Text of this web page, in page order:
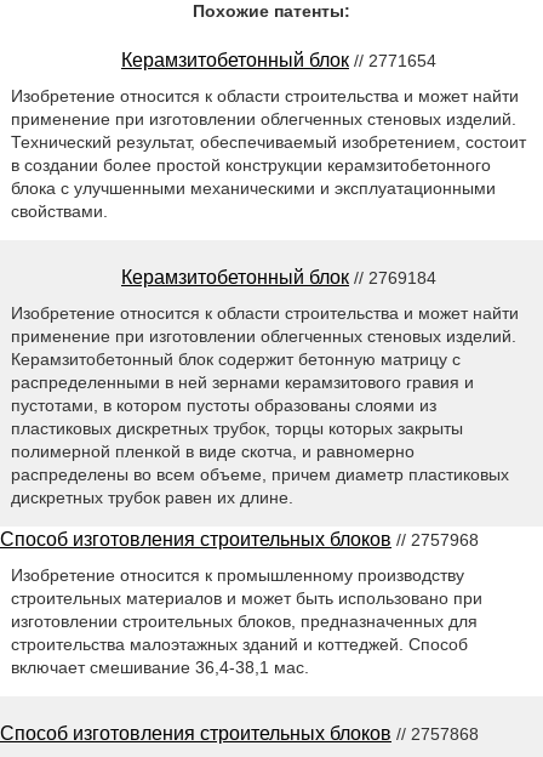
Похожие патенты:
Керамзитобетонный блок // 2771654
Изобретение относится к области строительства и может найти
применение при изготовлении облегченных стеновых изделий.
Технический результат, обеспечиваемый изобретением, состоит
в создании более простой конструкции керамзитобетонного
блока с улучшенными механическими и эксплуатационными
свойствами.
Керамзитобетонный блок // 2769184
Изобретение относится к области строительства и может найти
применение при изготовлении облегченных стеновых изделий.
Керамзитобетонный блок содержит бетонную матрицу с
распределенными в ней зернами керамзитового гравия и
пустотами, в котором пустоты образованы слоями из
пластиковых дискретных трубок, торцы которых закрыты
полимерной пленкой в виде скотча, и равномерно
распределены во всем объеме, причем диаметр пластиковых
дискретных трубок равен их длине.
Способ изготовления строительных блоков // 2757968
Изобретение относится к промышленному производству
строительных материалов и может быть использовано при
изготовлении строительных блоков, предназначенных для
строительства малоэтажных зданий и коттеджей. Способ
включает смешивание 36,4-38,1 мас.
Способ изготовления строительных блоков // 2757868